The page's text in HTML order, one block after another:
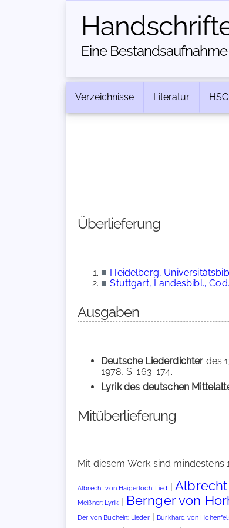
Eine
Verzeichnisse Literatur HSC
Überlieferung
■ Heidelberg,
■ Stuttgart, Landesbibl.,
Ausgaben
Deutsche Liederdichter des
1978, S. 163-174.
Lyrik des deutschen
Mitüberlieferung
Mit diesem Werk sind
Albrecht von Haigerloch: Lied |Albrecht
Meißner: Lyrik | Bernger von
Der von Buchein: Lieder| Burkhard von